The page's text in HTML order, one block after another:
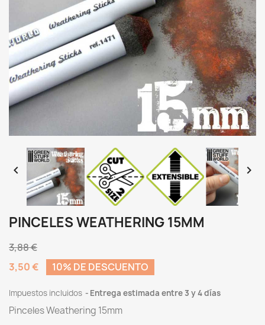
 
PINCELES WEATHERING 15MM
3,88 €
3,50 €
10% DE DESCUENTO
Impuestos incluidos Entrega estimada entre 3 y 4 días
Pinceles Weathering 15mm